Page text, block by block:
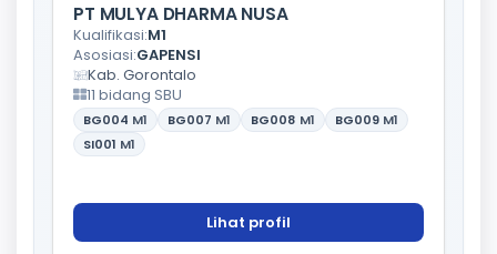
PT MULYA DHARMA NUSA
Kualifikasi:M1
Asosiasi:GAPENSI
Kab. Gorontalo
11 bidang SBU
BG004 M1 BG007 M1 BG008 M1 BG009 M1
SI001 M1
Lihat profil